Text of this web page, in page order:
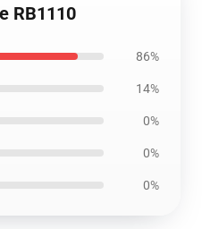
RB1110
86%
14%
0%
0%
0%